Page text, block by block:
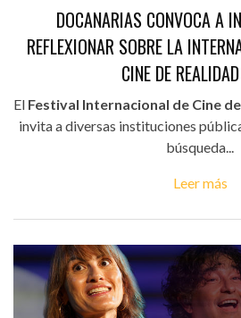
DOCANARIAS CONVOCA A
REFLEXIONAR SOBRE LA
CINE DE
El Festival Internacional de Cine
invita a diversas instituciones
búsqueda...
Leer más